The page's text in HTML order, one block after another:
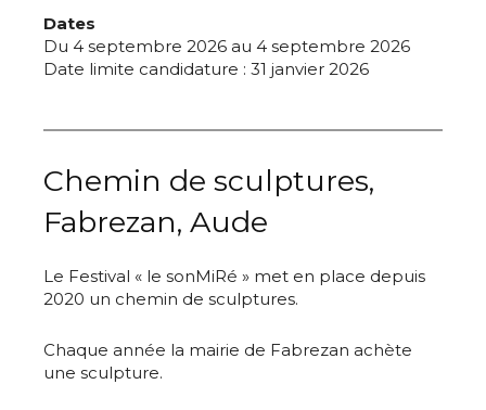
Dates
Du 4 septembre 2026 au 4 septembre 2026
Date limite candidature : 31 janvier 2026
Chemin de sculptures,
Fabrezan, Aude
Le Festival « le sonMiRé » met en place depuis
2020 un chemin de sculptures.
Chaque année la mairie de Fabrezan achète
une sculpture.